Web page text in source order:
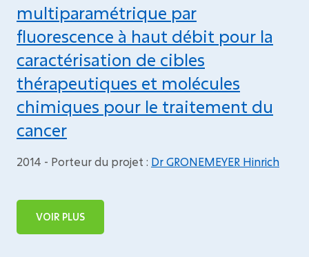
multiparamétrique par
fluorescence à haut débit pour la
caractérisation de cibles
thérapeutiques et molécules
chimiques pour le traitement du
cancer
2014 - Porteur du projet : Dr GRONEMEYER Hinrich
VOIR PLUS